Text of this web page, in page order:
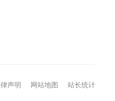
声明 网站地图 站长统计